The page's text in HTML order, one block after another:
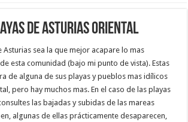
de Asturias Oriental
Asturias sea la que mejor acapare lo mas
esta comunidad (bajo mi punto de vista). Estas
de alguna de sus playas y pueblos mas idílicos
pero hay muchos mas. En el caso de las playas
las bajadas y subidas de las mareas
algunas de ellas prácticamente desaparecen,